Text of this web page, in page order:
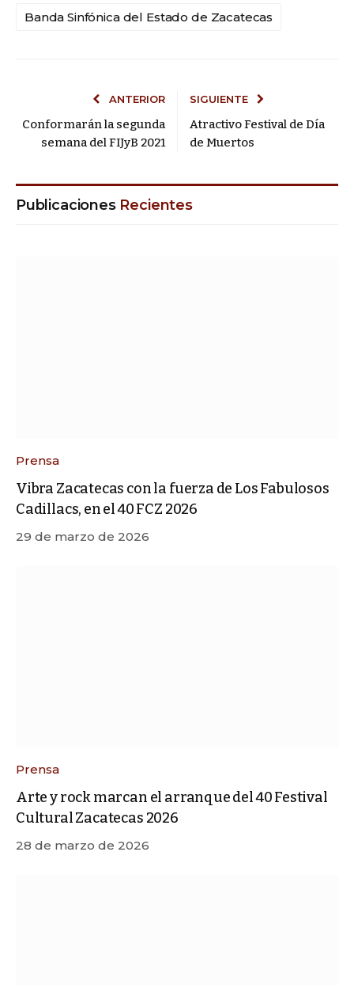
Banda Sinfónica del Estado de Zacatecas
ANTERIOR
Conformarán la segunda
semana del FIJyB 2021
SIGUIENTE
Atractivo Festival de Día
de Muertos
Publicaciones Recientes
Prensa
Vibra Zacatecas con la fuerza de Los Fabulosos
Cadillacs, en el 40 FCZ 2026
29 de marzo de 2026
Prensa
Arte y rock marcan el arranque del 40 Festival
Cultural Zacatecas 2026
28 de marzo de 2026